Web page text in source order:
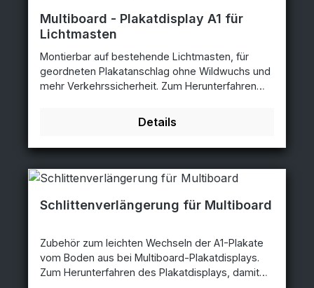
Multiboard - Plakatdisplay A1 für
Lichtmasten
Montierbar auf bestehende Lichtmasten, für
geordneten Plakatanschlag ohne Wildwuchs und
mehr Verkehrssicherheit. Zum Herunterfahren
Boden aus wechseln können, ist eine
Schlittenverlängerung notwendig! Diese ist nicht
Plakatwechsel vom Boden aus
Unterkante Display) montierbar auf bestehende
wettergeschützt Standardausführung: Aluminium
natur Pulverbeschichtung nach Wunsch möglich
Details
Schlittenverlängerung für Multiboard
Zubehör zum leichten Wechseln der A1-Plakate
vom Boden aus bei Multiboard-Plakatdisplays.
Zum Herunterfahren des Plakatdisplays, damit